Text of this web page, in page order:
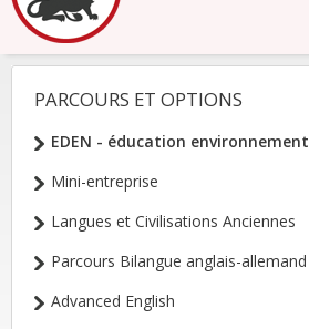
NAVIGATION
PARCOURS ET OPTIONS
EDEN - éducation environnement
Mini-entreprise
Langues et Civilisations Anciennes
Parcours Bilangue anglais-allemand
Advanced English